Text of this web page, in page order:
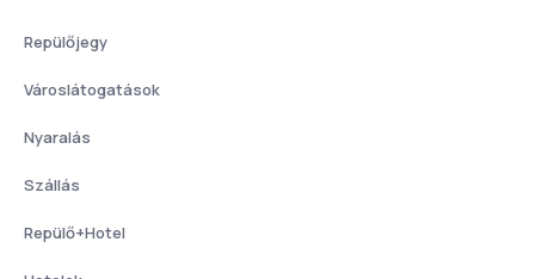
Repülőjegy
Városlátogatások
Nyaralás
Szállás
Repülő+Hotel